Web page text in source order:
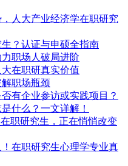
人大产业经济学在职研究
？认证与申硕全指南
职场人破局进阶
在职研真实价值
职场瓶颈
有企业参访或实践项目？
什么？一文详解！
职研究生，正在悄悄改变
在职研究生心理学专业真